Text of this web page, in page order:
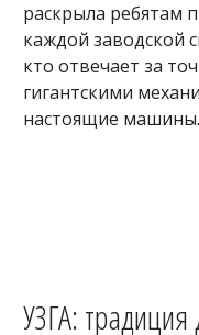
раскрыла ребятам
каждой заводской
кто отвечает за
гигантскими
настоящие машины.
УЗГА: